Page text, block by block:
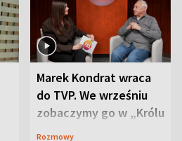
Marek Kondrat wraca
do TVP. We wrześniu
zobaczymy go w „Królu
Maciusiu I”
Rozmowy